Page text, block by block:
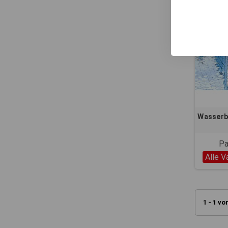
Alle
1 - 1